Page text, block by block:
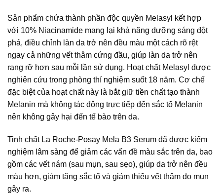
Sản phẩm chứa thành phần độc quyền Melasyl kết hợp
với 10% Niacinamide mang lại khả năng dưỡng sáng đột
phá, điều chỉnh làn da trở nên đều màu một cách rõ rệt
ngay cả những vết thâm cứng đầu, giúp làn da trở nên
rạng rỡ hơn sau mỗi lần sử dụng. Hoạt chất Melasyl được
nghiên cứu trong phòng thí nghiệm suốt 18 năm. Cơ chế
đặc biệt của hoạt chất này là bắt giữ tiền chất tạo thành
Melanin mà không tác động trực tiếp đến sắc tố Melanin
nên không gây hại đến tế bào trên da.
Tinh chất La Roche-Posay Mela B3 Serum đã được kiểm
nghiệm lâm sàng để giảm các vấn đề màu sắc trên da, bao
gồm các vết nám (sau mụn, sau sẹo), giúp da trở nên đều
màu hơn, giảm tăng sắc tố và giảm thiểu vết thâm do mụn
gây ra.